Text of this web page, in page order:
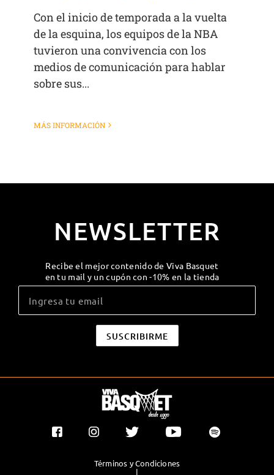
Con el inicio de temporada a la vuelta
de la esquina, los equipos de la NBA
tuvieron una convivencia con los
medios de comunicación para hablar
sobre sus...
MÁS INFORMACIÓN
NEWSLETTER
Recibe el mejor contenido de Viva Basquet
en tu mail y un cupón con -10% en la tienda
Términos y Condiciones
|